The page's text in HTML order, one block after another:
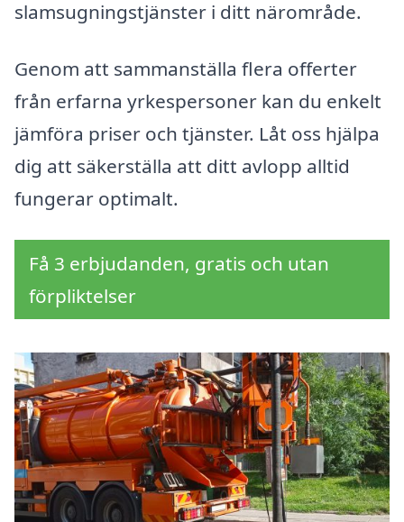
slamsugningstjänster i ditt närområde.
Genom att sammanställa flera offerter
från erfarna yrkespersoner kan du enkelt
jämföra priser och tjänster. Låt oss hjälpa
dig att säkerställa att ditt avlopp alltid
fungerar optimalt.
Få 3 erbjudanden, gratis och utan
förpliktelser